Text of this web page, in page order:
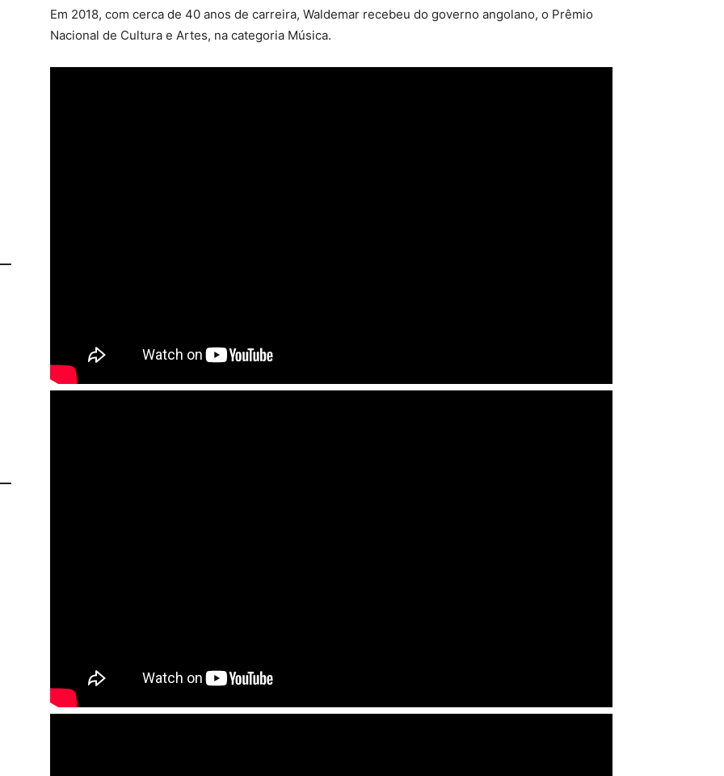
Em 2018, com cerca de 40 anos de carreira, Waldemar recebeu do governo angolano, o Prêmio
Nacional de Cultura e Artes, na categoria Música.